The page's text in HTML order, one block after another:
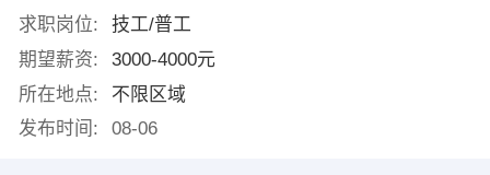
求职岗位:
技工/普工
期望薪资:
3000-4000元
所在地点:
不限区域
发布时间:
08-06